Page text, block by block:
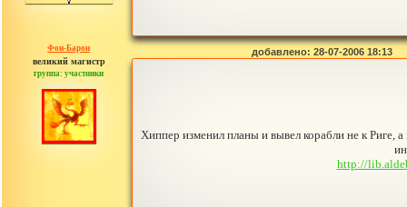
Фон-Барон
великий магистр
группа: участники
сообщений: 3391
добавлено: 28-07-2006 18:13
Хиппер изменил планы и вывел корабли не к
http://